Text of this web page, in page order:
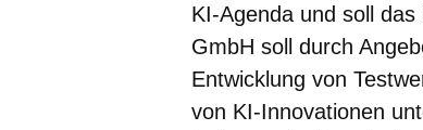
KI-Agenda und soll
GmbH soll durch
Entwicklung von
von KI-Innovationen